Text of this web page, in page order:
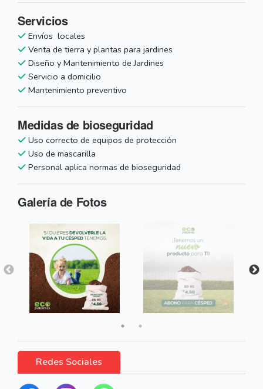
Servicios
Envíos locales
Venta de tierra y plantas para jardines
Diseño y Mantenimiento de Jardines
Servicio a domicilio
Mantenimiento preventivo
Medidas de bioseguridad
Uso correcto de equipos de protección
Uso de mascarilla
Personal aplica normas de bioseguridad
Galería de Fotos
Redes Sociales